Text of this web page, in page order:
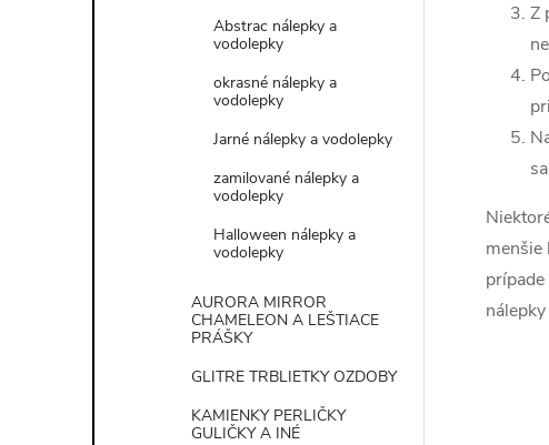
Abstrac nálepky a
vodolepky
okrasné nálepky a
vodolepky
Jarné nálepky a vodolepky
zamilované nálepky a
vodolepky
Halloween nálepky a
vodolepky
AURORA MIRROR
CHAMELEON A LEŠTIACE
PRÁŠKY
GLITRE TRBLIETKY OZDOBY
KAMIENKY PERLIČKY
GULIČKY A INÉ
Z
menšie